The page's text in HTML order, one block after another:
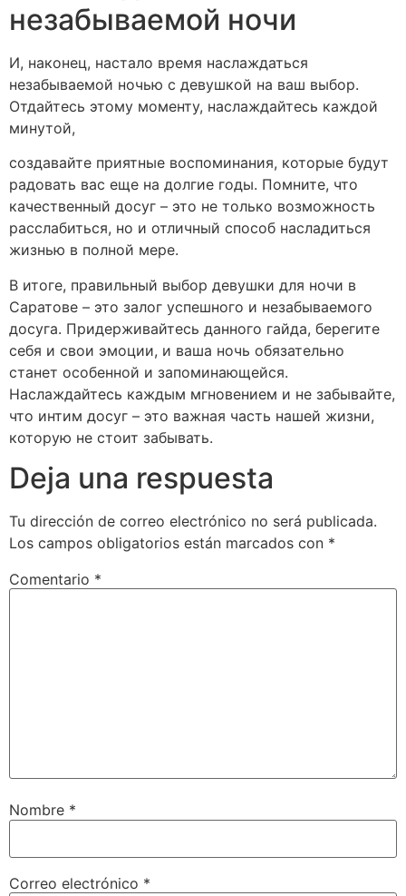
незабываемой ночи
И, наконец, настало время наслаждаться
незабываемой ночью с девушкой на ваш выбор.
Отдайтесь этому моменту, наслаждайтесь каждой
минутой,
создавайте приятные воспоминания, которые будут
радовать вас еще на долгие годы. Помните, что
качественный досуг – это не только возможность
расслабиться, но и отличный способ насладиться
жизнью в полной мере.
В итоге, правильный выбор девушки для ночи в
Саратове – это залог успешного и незабываемого
досуга. Придерживайтесь данного гайда, берегите
себя и свои эмоции, и ваша ночь обязательно
станет особенной и запоминающейся.
Наслаждайтесь каждым мгновением и не забывайте,
что интим досуг – это важная часть нашей жизни,
которую не стоит забывать.
Deja una respuesta
Tu dirección de correo electrónico no será publicada.
Los campos obligatorios están marcados con *
Comentario *
Nombre *
Correo electrónico *